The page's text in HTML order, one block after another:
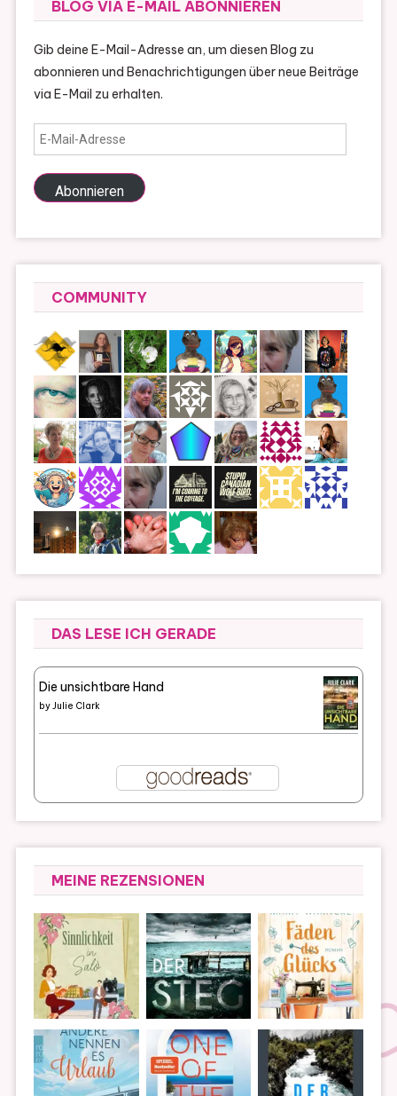
BLOG VIA E-MAIL ABONNIEREN
Gib deine E-Mail-Adresse an, um diesen Blog zu
abonnieren und Benachrichtigungen über neue Beiträge
via E-Mail zu erhalten.
E-
Mail-
Adresse
Abonnieren
COMMUNITY
DAS LESE ICH GERADE
Die unsichtbare Hand
byJulie Clark
MEINE REZENSIONEN